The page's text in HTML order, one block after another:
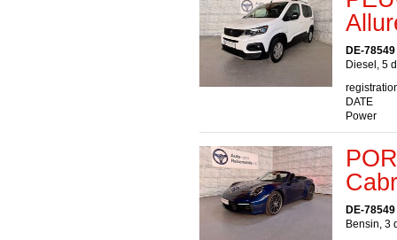
DE-
Diesel, 5
DATE
Power
DE-
Bensin, 3